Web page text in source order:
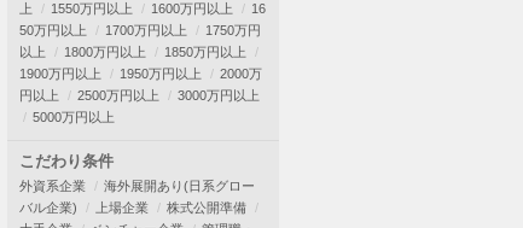
上
1550万円以上 1600万円以上
16
50万円以上
1700万円以上
1750万円
以上
1800万円以上
1850万円以上
1900万円以上
1950万円以上
2000万
円以上
2500万円以上
3000万円以上
5000万円以上
こだわり条件
外資系企業
海外展開あり(日系グロー
バル企業)
上場企業
株式公開準備